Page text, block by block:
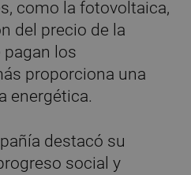
como la fotovoltaica,
del precio de la
pagan los
proporciona una
energética.
destacó su
social y